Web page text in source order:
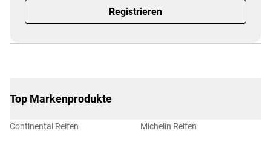
Registrieren
Top Markenprodukte
Continental Reifen Michelin Reifen